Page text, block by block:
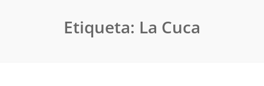
Etiqueta: La Cuca